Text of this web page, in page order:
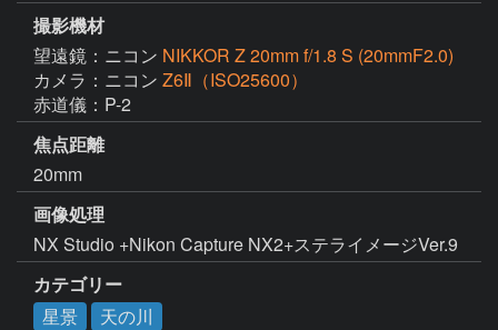
撮影機材
望遠鏡：ニコン NIKKOR Z 20mm f/1.8 S (20mmF2.0)
カメラ：ニコン Z6Ⅱ（ISO25600）
赤道儀：P-2
焦点距離
20mm
画像処理
NX Studio +Nikon Capture NX2+ステライメージVer.9
カテゴリー
星景
天の川